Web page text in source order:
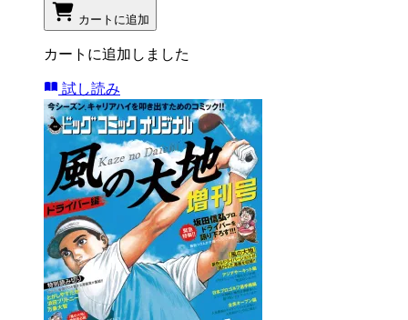
カートに追加
カートに追加しました
試し読み